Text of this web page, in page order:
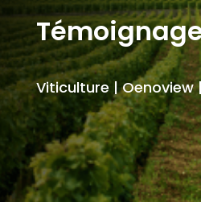
Viticulture | Oenoview